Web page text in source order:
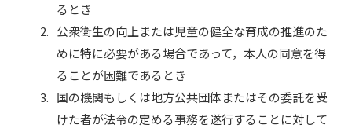
るとき
2. 公衆衛生の向上または児童の健全な育成の推進のた
めに特に必要がある場合であって，本人の同意を得
ることが困難であるとき
3. 国の機関もしくは地方公共団体またはその委託を受
けた者が法令の定める事務を遂行することに対して